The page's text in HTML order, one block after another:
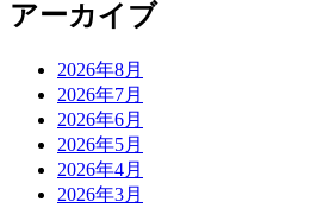
アーカイブ
2026年8月
2026年7月
2026年6月
2026年5月
2026年4月
2026年3月